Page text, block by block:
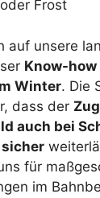
Frost
auf unsere
Know-how
Winter. Die
dass der
auch bei
für
im